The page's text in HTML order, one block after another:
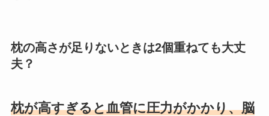
枕の高さが足りないときは2個重ねても大丈
夫？
枕が高すぎると血管に圧力がかかり、脳